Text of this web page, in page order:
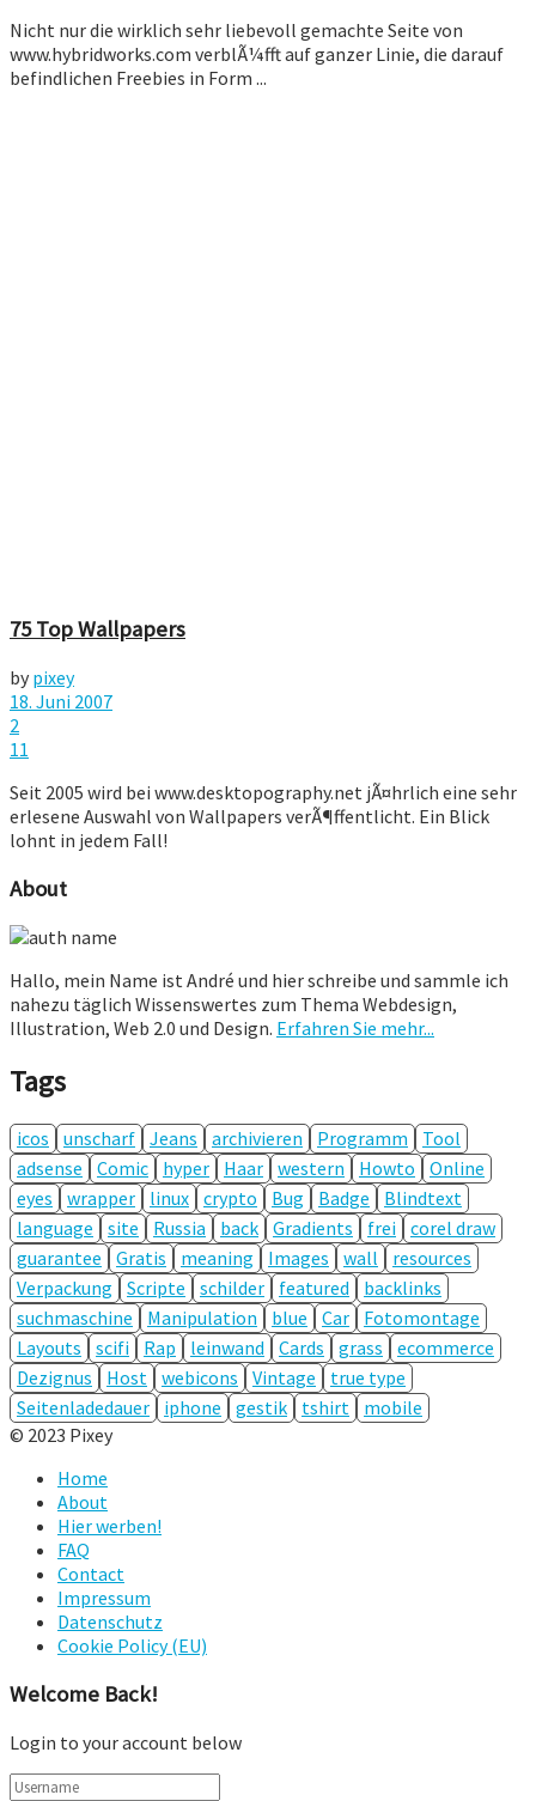
Nicht nur die wirklich sehr liebevoll gemachte Seite von
www.hybridworks.com verblÃ¼fft auf ganzer Linie, die darauf
befindlichen Freebies in Form ...
75 Top Wallpapers
by pixey
18. Juni 2007
2
11
Seit 2005 wird bei www.desktopography.net jÃ¤hrlich eine sehr
erlesene Auswahl von Wallpapers verÃ¶ffentlicht. Ein Blick
lohnt in jedem Fall!
About
Hallo, mein Name ist André und hier schreibe und sammle ich
nahezu täglich Wissenswertes zum Thema Webdesign,
Illustration, Web 2.0 und Design. Erfahren Sie mehr...
Tags
icos unscharf Jeans archivieren Programm
Tool
adsense
Comic hyper Haar western Howto
Online
eyes
wrapper linux crypto Bug Badge
Blindtext
language
site Russia back Gradients frei corel draw
guarantee
Gratis meaning Images wall
resources
Verpackung
Scripte schilder featured
backlinks
suchmaschine
Manipulation blue Car
Fotomontage
Layouts
scifi Rap leinwand Cards grass
ecommerce
Dezignus
Host webicons Vintage
true type
Seitenladedauer
iphone gestik tshirt
mobile
© 2023 Pixey
Home
About
Hier werben!
FAQ
Contact
Impressum
Datenschutz
Cookie Policy (EU)
Welcome Back!
Login to your account below